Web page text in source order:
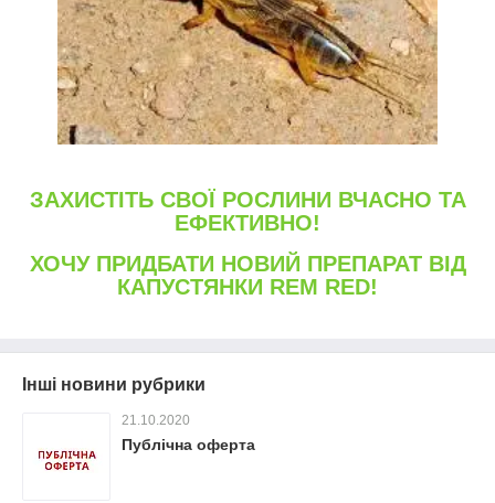
ЗАХИСТІТЬ СВОЇ РОСЛИНИ ВЧАСНО ТА
ЕФЕКТИВНО!
ХОЧУ ПРИДБАТИ НОВИЙ ПРЕПАРАТ ВІД
КАПУСТЯНКИ REM RED!
Інші новини рубрики
21.10.2020
Публічна оферта